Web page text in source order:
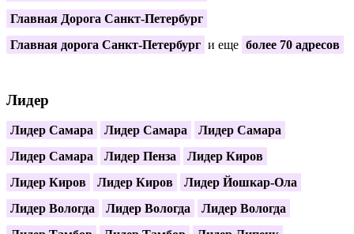
Главная Дорога Санкт-Петербург
Главная дорога Санкт-Петербург и еще более 70 адресов
Лидер
Лидер Самара Лидер Самара
Лидер Самара
Лидер Самара
Лидер Пенза
Лидер Киров
Лидер Киров
Лидер Киров
Лидер Йошкар-Ола
Лидер Вологда
Лидер Вологда
Лидер Вологда